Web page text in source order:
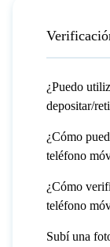
¿Puedo
depositar/
¿Cómo
teléfono
¿Cómo
teléfono
Subí una